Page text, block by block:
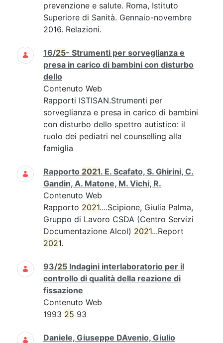
prevenzione e salute. Roma, Istituto
Superiore di Sanità. Gennaio-novembre
2016. Relazioni.
16/25- Strumenti per sorveglianza e
presa in carico di bambini con disturbo
dello
Contenuto Web
Rapporti ISTISAN.Strumenti per
sorveglianza e presa in carico di bambini
con disturbo dello spettro autistico: il
ruolo dei pediatri nel counselling alla
famiglia
Rapporto 2021. E. Scafato, S. Ghirini, C.
Gandin, A. Matone, M. Vichi, R.
Contenuto Web
Rapporto 2021....Scipione, Giulia Palma,
Gruppo di Lavoro CSDA (Centro Servizi
Documentazione Alcol) 2021...Report
2021.
93/25 Indagini interlaboratorio per il
controllo di qualità della reazione di
fissazione
Contenuto Web
1993 25 93
Daniele, Giuseppe DAvenio, Giulio